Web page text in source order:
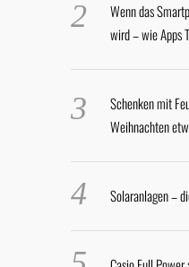
Wenn das
wird – wie Apps
Schenken mit
Weihnachten
Solaranlagen –